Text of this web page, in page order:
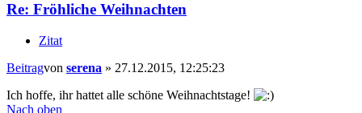
Re: Fröhliche Weihnachten
Zitat
Beitragvon serena » 27.12.2015, 12:25:23
Ich hoffe, ihr hattet alle schöne Weihnachtstage!
Nach oben